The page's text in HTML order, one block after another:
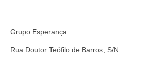
Grupo Esperança
Rua Doutor Teófilo de Barros, S/N